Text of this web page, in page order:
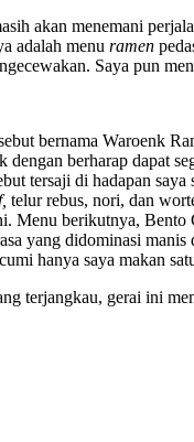
akan menemani
adalah menu ramen
Saya pun
bernama Waroenk
berharap dapat
di hadapan
telur rebus, nori, dan
berikutnya,
yang didominasi
hanya saya makan
terjangkau, gerai ini